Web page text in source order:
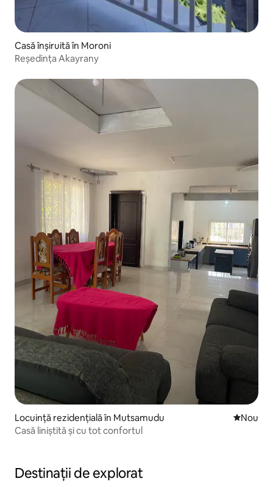
Casă înșiruită în Moroni
Reședința Akayrany
Locuință rezidențială în Mutsamudu Cazare
Nou
Casă liniștită și cu tot confortul
Destinații de explorat